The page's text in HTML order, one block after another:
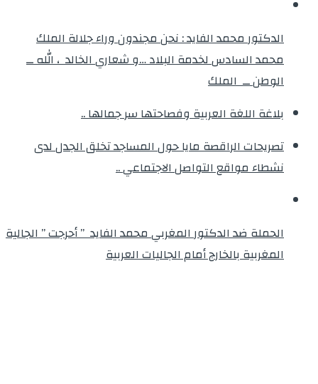
الدكتور محمد الفايد : نحن مجندون وراء جلالة الملك
محمد السادس لخدمة البلاد …و شعاري الخالد ، الله ــ
الوطن ــ الملك
بلاغة اللغة العربية وفصاحتها سر جمالها ..
تصريحات الراقصة مايا حول المساجد تخلق الجدل لدى
نشطاء مواقع التواصل الاجتماعي ..
الحملة ضد الدكتور المغربي محمد الفايد ” أحرجت ” الجالية
المغربية بالخارج أمام الجاليات العربية